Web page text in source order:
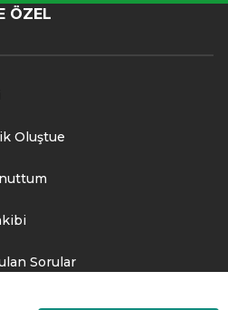
ÖZEL
Oluştue
Sorular